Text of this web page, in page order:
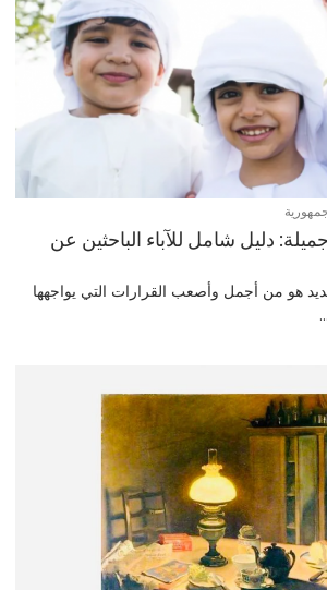
دليل شامل للآباء الباحثين عن
هو من أجمل وأصعب القرارات التي يواجهها